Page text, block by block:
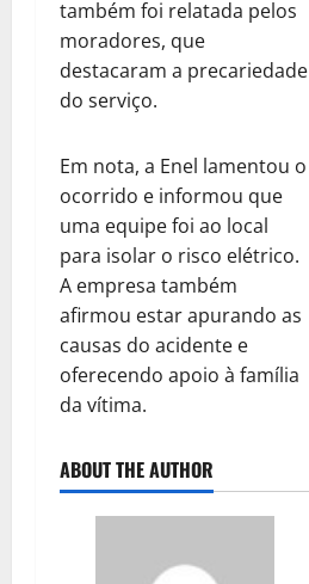
também foi relatada pelos
moradores, que
destacaram a precariedade
do serviço.
Em nota, a Enel lamentou o
ocorrido e informou que
uma equipe foi ao local
para isolar o risco elétrico.
A empresa também
afirmou estar apurando as
causas do acidente e
oferecendo apoio à família
da vítima.
ABOUT THE AUTHOR